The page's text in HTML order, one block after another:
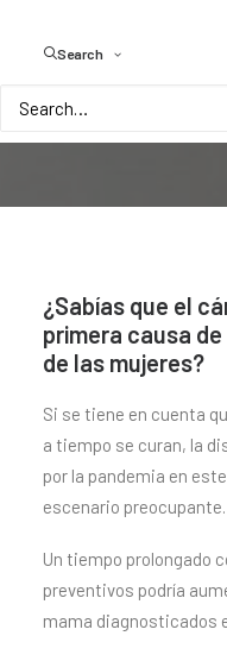
Search
¿Sabías que el
primera causa
de las mujeres?
Si se tiene en cuenta
a tiempo se curan, la
por la pandemia en
escenario preocupante.
Un tiempo prolongado
preventivos podría
mama diagnosticados